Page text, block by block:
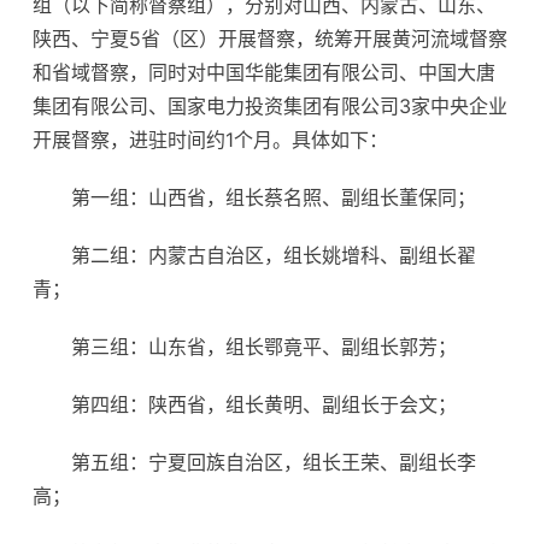
组（以下简称督察组），分别对山西、内蒙古、山东、
陕西、宁夏5省（区）开展督察，统筹开展黄河流域督察
和省域督察，同时对中国华能集团有限公司、中国大唐
集团有限公司、国家电力投资集团有限公司3家中央企业
开展督察，进驻时间约1个月。具体如下：
第一组：山西省，组长蔡名照、副组长董保同；
第二组：内蒙古自治区，组长姚增科、副组长翟
青；
第三组：山东省，组长鄂竟平、副组长郭芳；
第四组：陕西省，组长黄明、副组长于会文；
第五组：宁夏回族自治区，组长王荣、副组长李
高；